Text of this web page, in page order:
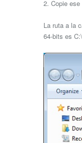
2. Copie
La ruta a la
64-bits es